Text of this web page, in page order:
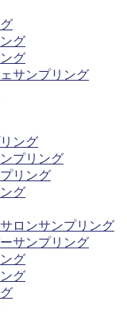
グ
グ
サンプリング
ング
プリング
リング
グ
ロンサンプリング
サンプリング
グ
グ